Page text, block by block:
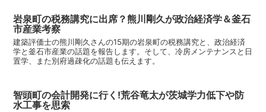
岩泉町の税務講究に出席？熊川剛久が政治経済学＆釜石
市産業考察
建築評価士の熊川剛久さんの15期の岩泉町の税務講究と、政治経済
学と釜石市産業の話題を報告します。そして、冷房メンテナンスと日
置学、また別府過疎化の話題も伝えます。
智頭町の会計開発に行く!荒谷竜太が茨城学力低下や防
水工事を思索